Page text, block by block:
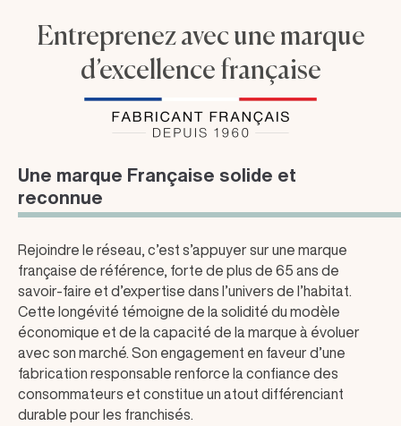
Entreprenez avec une marque
d’excellence française
Une marque Française solide et
reconnue
Rejoindre le réseau, c’est s’appuyer sur une marque
française de référence, forte de plus de 65 ans de
savoir-faire et d’expertise dans l’univers de l’habitat.
Cette longévité témoigne de la solidité du modèle
économique et de la capacité de la marque à évoluer
avec son marché. Son engagement en faveur d’une
fabrication responsable renforce la confiance des
consommateurs et constitue un atout différenciant
durable pour les franchisés.